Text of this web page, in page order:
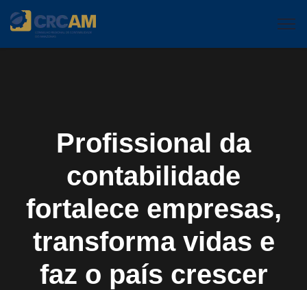
Profissional da
contabilidade
fortalece empresas,
transforma vidas e
faz o país crescer